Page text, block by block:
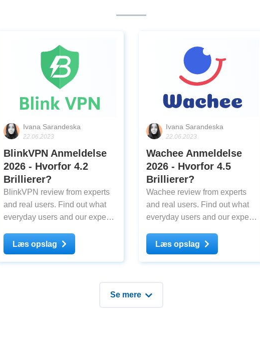
Ivana Sarandeska
22.06.2023
BlinkVPN Anmeldelse
2026 - Hvorfor 4.2
Brillierer?
BlinkVPN review from experts
and real users. Find out what
everyday users and our experts
testing
Læs opslag
Ivana Sarandeska
22.06.2023
Wachee Anmeldelse
2026 - Hvorfor 4.5
Brillierer?
Wachee review from experts
and real users. Find out what
everyday users and our experts
testing
Læs opslag
Se mere